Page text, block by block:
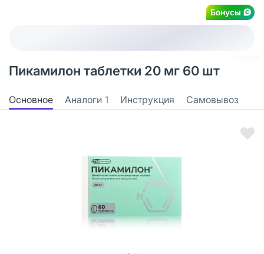
Бонусы
Пикамилон таблетки 20 мг 60 шт
Основное Аналоги 1 Инструкция Самовывоз